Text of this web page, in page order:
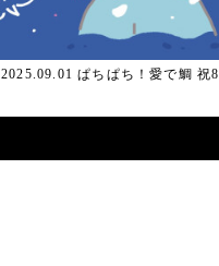
2025.09.01 ぱちぱち！愛で鯛 祝8